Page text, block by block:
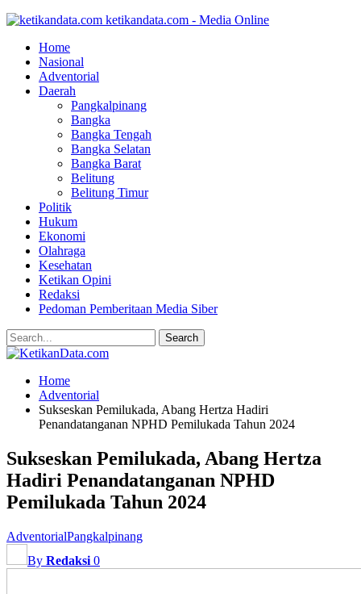
ketikandata.com - Media Online
Home
Nasional
Adventorial
Daerah
Pangkalpinang
Bangka
Bangka Tengah
Bangka Selatan
Bangka Barat
Belitung
Belitung Timur
Politik
Hukum
Ekonomi
Olahraga
Kesehatan
Ketikan Opini
Redaksi
Pedoman Pemberitaan Media Siber
Home
Adventorial
Sukseskan Pemilukada, Abang Hertza Hadiri
Penandatanganan NPHD Pemilukada Tahun 2024
Sukseskan Pemilukada, Abang Hertza
Hadiri Penandatanganan NPHD
Pemilukada Tahun 2024
AdventorialPangkalpinang
By Redaksi 0